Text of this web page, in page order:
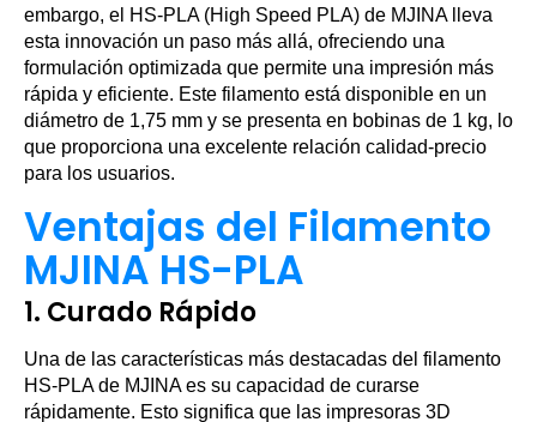
embargo, el HS-PLA (High Speed PLA) de MJINA lleva
esta innovación un paso más allá, ofreciendo una
formulación optimizada que permite una impresión más
rápida y eficiente. Este filamento está disponible en un
diámetro de 1,75 mm y se presenta en bobinas de 1 kg, lo
que proporciona una excelente relación calidad-precio
para los usuarios.
Ventajas del Filamento
MJINA HS-PLA
1. Curado Rápido
Una de las características más destacadas del filamento
HS-PLA de MJINA es su capacidad de curarse
rápidamente. Esto significa que las impresoras 3D